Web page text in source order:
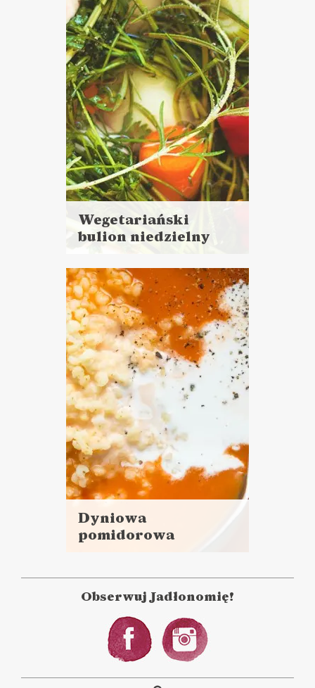
ZUPY
ROZGRZEWAJĄCE
PRZEPISY ?
Wegetariański
bulion niedzielny
więcej
Porcja dla 4 osób
Czas przygotowania: powyżej
godziny
ZUPY
Dyniowa
pomidorowa
+ 30 minut gotowania
LUNCHE DO PRACY ZUPY
Obserwuj Jadłonomię!